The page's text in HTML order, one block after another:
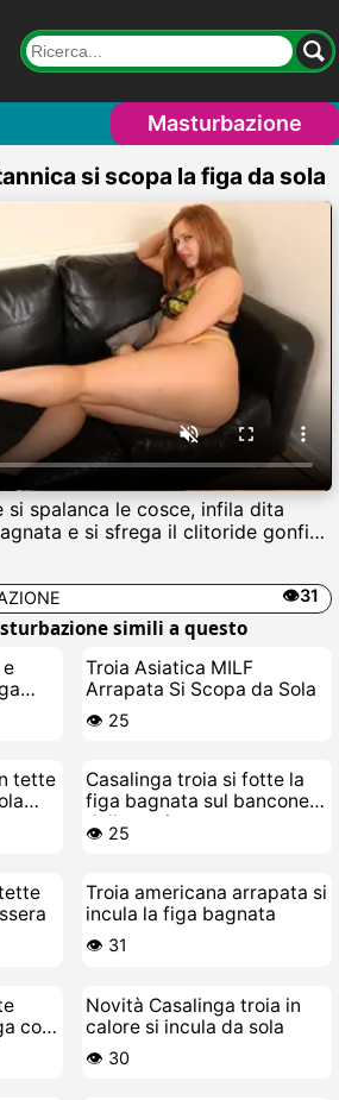
Masturbazione
si scopa la figa da sola
si spalanca le cosce, infila dita
e si sfrega il clitoride gonfio
in calore, succhiando il suo
si incula con un dildo enorme
👁️31
simili a questo
Troia Asiatica MILF
Arrapata Si Scopa da Sola
👁️ 25
tette
Casalinga troia si fotte la
figa bagnata sul bancone
della cucina
👁️ 25
Troia americana arrapata si
incula la figa bagnata
👁️ 31
coi
Novità Casalinga troia in
calore si incula da sola
👁️ 30